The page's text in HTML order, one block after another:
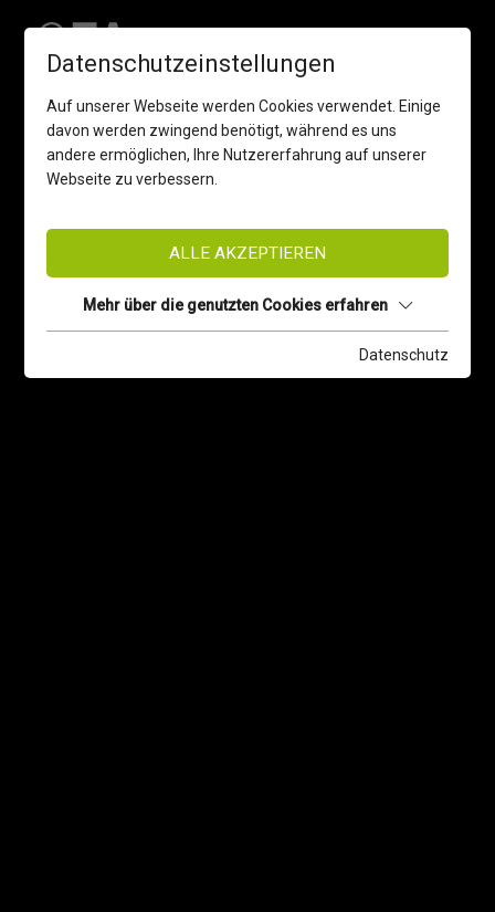
Datenschutzeinstellungen
Auf unserer Webseite werden Cookies verwendet. Einige
davon werden zwingend benötigt, während es uns
andere ermöglichen, Ihre Nutzererfahrung auf unserer
Webseite zu verbessern.
ALLE AKZEPTIEREN
Mehr über die genutzten Cookies erfahren
Datenschutz